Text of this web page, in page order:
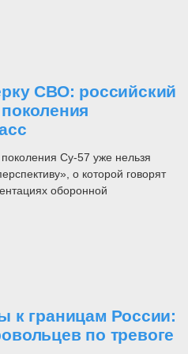
СВО: российский
поколения Су-57 уже нельзя
о которой говорят
оборонной
к границам России:
по тревоге